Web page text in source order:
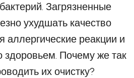
Загрязненные
ухудшать качество
аллергические реакции и
здоровьем. Почему же так
их очистку?